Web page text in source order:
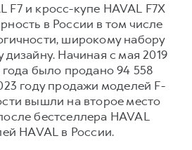
F7 и кросс-купе HAVAL F7X
в России в том числе
широкому набору
Начиная с мая 2019
было продано 94 558
году продажи моделей F-
вышли на второе место
бестселлера HAVAL
HAVAL в России.